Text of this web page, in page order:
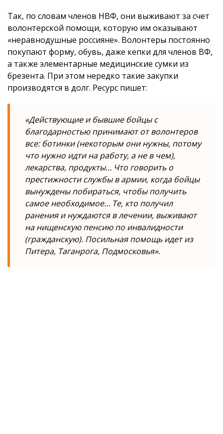
Так, по словам членов НВФ, они выживают за счет
волонтерской помощи, которую им оказывают
«неравнодушные россияне». Волонтеры постоянно
покупают форму, обувь, даже кепки для членов ВФ,
а также элементарные медицинские сумки из
брезента. При этом нередко такие закупки
производятся в долг. Ресурс пишет:
«Действующие и бывшие бойцы с
благодарностью принимают от волонтеров
все: ботинки (некоторым они нужны, потому
что нужно идти на работу, а не в чем),
лекарства, продукты… Что говорить о
престижности службы в армии, когда бойцы
вынуждены побираться, чтобы получить
самое необходимое… Те, кто получил
ранения и нуждаются в лечении, выживают
на нищенскую пенсию по инвалидности
(гражданскую). Посильная помощь идет из
Питера, Таганрога, Подмосковья».